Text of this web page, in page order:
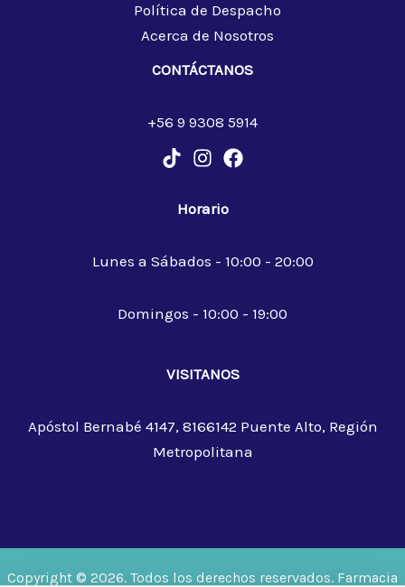
Política de Despacho
Acerca de Nosotros
CONTÁCTANOS
+56 9 9308 5914
Horario
Lunes a Sábados - 10:00 - 20:00
Domingos - 10:00 - 19:00
VISITANOS
Apóstol Bernabé 4147, 8166142 Puente Alto, Región
Metropolitana
Copyright © 2026. Todos los derechos reservados. Farmacia